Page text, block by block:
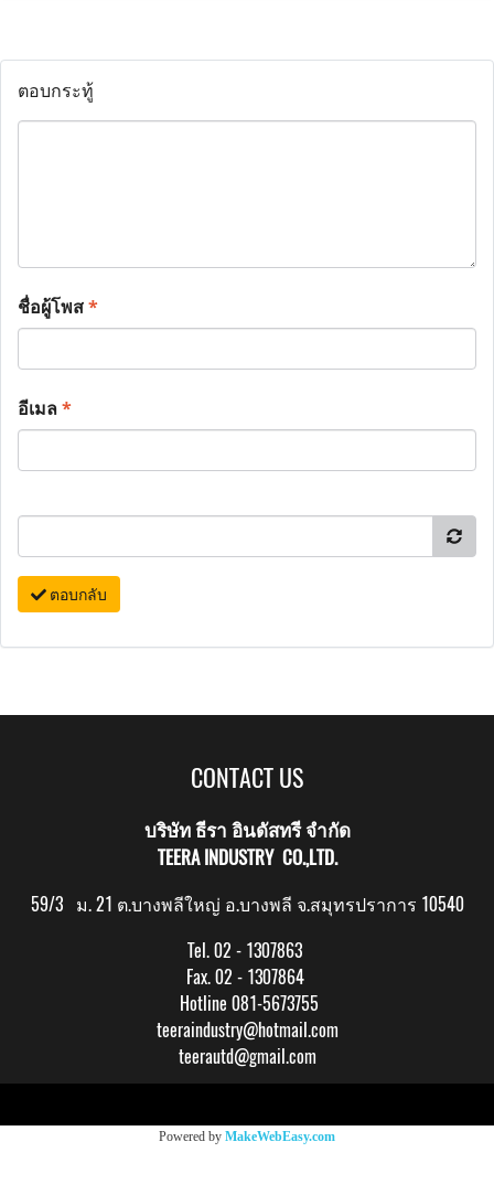
ตอบกระทู้
ชื่อผู้โพส*
อีเมล*
ตอบกลับ
CONTACT US
บริษัท ธีรา อินดัสทรี จำกัด
TEERA INDUSTRY CO.,LTD.
59/3 ม. 21 ต.บางพลีใหญ่ อ.บางพลี จ.สมุทรปราการ 10540
Tel. 02 - 1307863
Fax. 02 - 1307864
Hotline 081-5673755
teeraindustry@hotmail.com
teerautd@gmail.com
Powered by MakeWebEasy.com